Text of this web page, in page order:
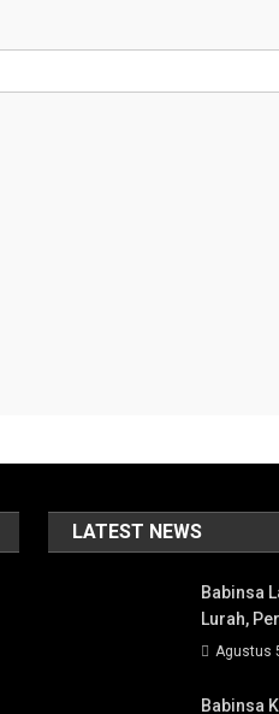
LATEST NEWS
Babinsa
Lurah,
Agustus
Babinsa